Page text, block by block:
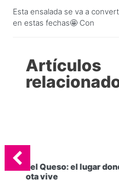
Esta ensalada se va a
en estas fechas🤩 Con
Artículos
todo
5 tipos quesos
en tu cocina